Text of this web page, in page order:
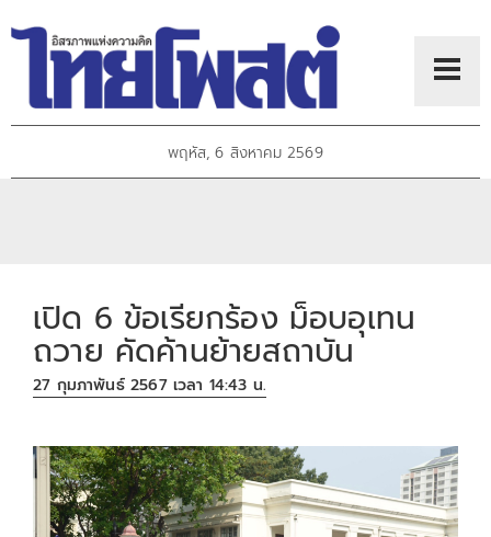
พฤหัส, 6 สิงหาคม 2569
เปิด 6 ข้อเรียกร้อง ม็อบอุเทน
ถวาย คัดค้านย้ายสถาบัน
27 กุมภาพันธ์ 2567 เวลา 14:43 น.